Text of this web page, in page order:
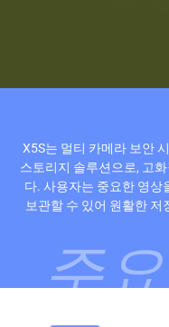
X5S는 멀티 카메라 보안
스토리지 솔루션으로, 고
다. 사용자는 중요한 영상
보관할 수 있어 원활한
주